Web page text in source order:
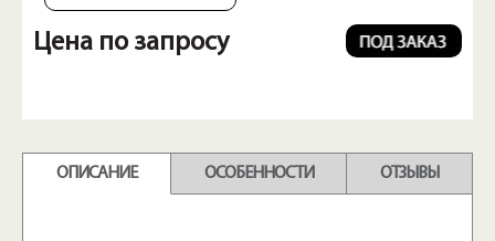
Цена по запросу
ОПИСАНИЕ ОСОБЕННОСТИ ОТЗЫВЫ